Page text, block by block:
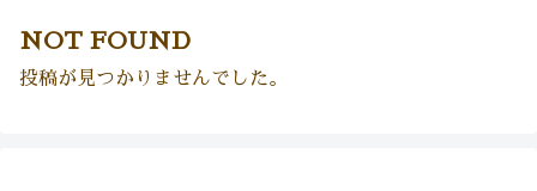
NOT FOUND
投稿が見つかりませんでした。